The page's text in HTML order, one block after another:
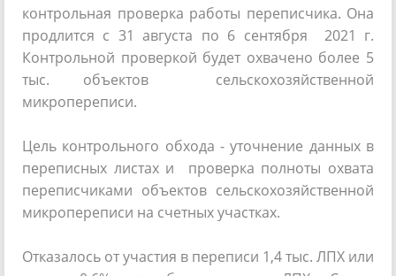
контрольная проверка работы переписчика. Она
продлится с 31 августа по 6 сентября 2021 г.
Контрольной проверкой будет охвачено более 5
тыс. объектов сельскохозяйственной
микропереписи.
Цель контрольного обхода - уточнение данных в
переписных листах и проверка полноты охвата
переписчиками объектов сельскохозяйственной
микропереписи на счетных участках.
Отказалось от участия в переписи 1,4 тыс. ЛПХ или